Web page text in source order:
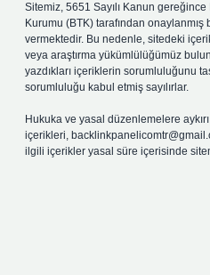
Sitemiz, 5651 Sayılı Kanun
Kurumu (BTK) tarafından onaylanmış
vermektedir. Bu nedenle, sitedeki
veya araştırma yükümlülüğümüz
yazdıkları içeriklerin sorumluluğunu
sorumluluğu kabul etmiş sayılırlar.
Hukuka ve yasal düzenlemelere
içerikleri,
ilgili içerikler yasal süre içerisinde